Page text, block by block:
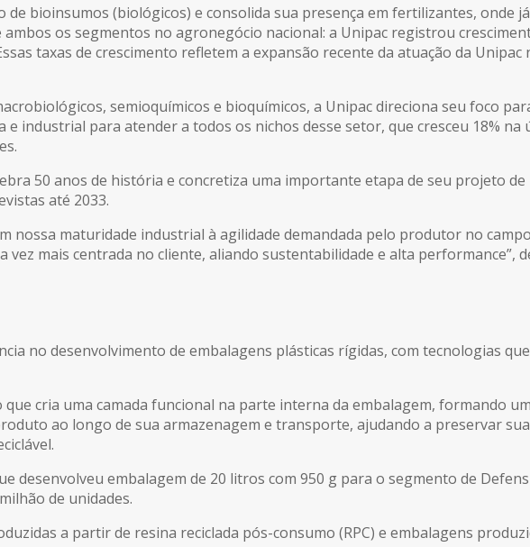
de bioinsumos (biológicos) e consolida sua presença em fertilizantes, onde
os segmentos no agronegócio nacional: a Unipac registrou
taxas de crescimento refletem a expansão recente da atuação da Unipac
semioquímicos e bioquímicos, a Unipac direciona seu foco
industrial para atender a todos os nichos desse setor, que cresceu 18% na
50 anos de história e concretiza uma importante etapa de seu projeto de
até 2033.
nossa maturidade industrial à agilidade demandada pelo produtor no
mais centrada no cliente, aliando sustentabilidade e alta performance”,
no desenvolvimento de embalagens plásticas rígidas, com tecnologias
cria uma camada funcional na parte interna da embalagem, formando
ao longo de sua armazenagem e transporte, ajudando a preservar
desenvolveu embalagem de 20 litros com 950 g para o segmento de
de unidades.
a partir de resina reciclada pós-consumo (RPC) e embalagens